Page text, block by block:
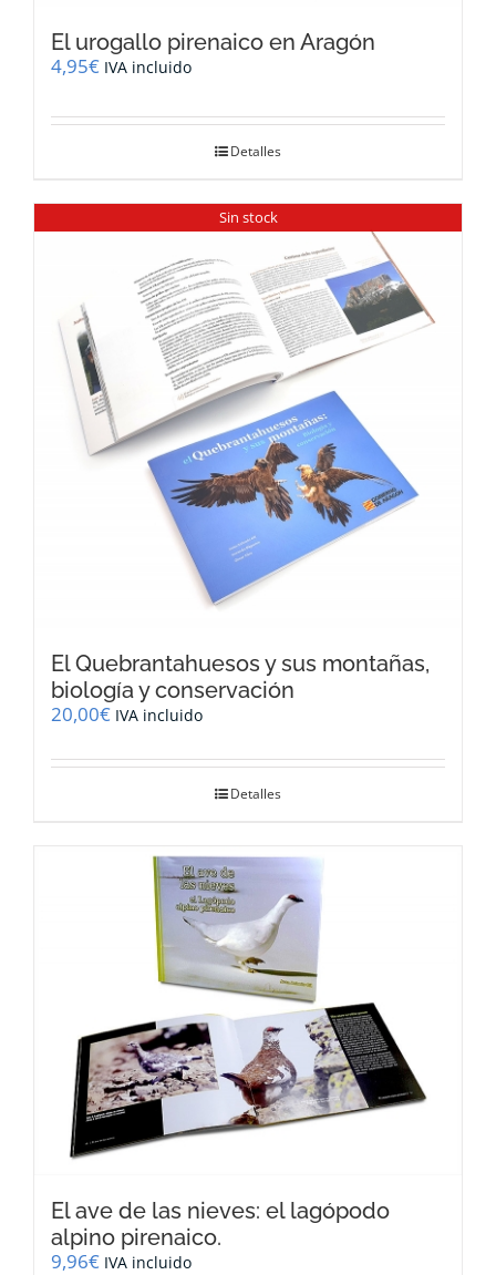
El urogallo pirenaico en Aragón
4,95€ IVA incluido
Detalles
Sin stock
El Quebrantahuesos y sus montañas,
biología y conservación
20,00€ IVA incluido
Detalles
El ave de las nieves: el lagópodo
alpino pirenaico.
9,96€ IVA incluido